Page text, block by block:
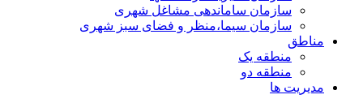
سازمان ساماندهی مشاغل شهری
سازمان سیما،منظر و فضای سبز شهری
مناطق
منطقه یک
منطقه دو
مدیریت ها